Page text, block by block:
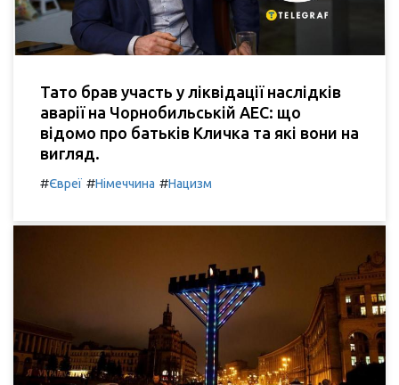
Тато брав участь у ліквідації наслідків
аварії на Чорнобильській АЕС: що
відомо про батьків Кличка та які вони на
вигляд.
#Євреї #Німеччина #Нацизм